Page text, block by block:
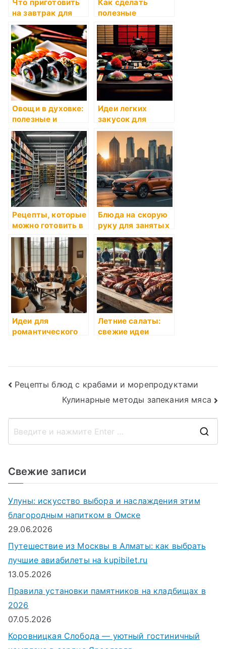
Что приготовить
на завтрак для
детей
Как сделать
полезные
рационы для
похудения
Овощи в духовке:
полезные и
вкусные идеи
Идеи легких
закусок для
пикника
Рецепты, которые
можно готовить в
банке
Блюда на скорую
руку для занятых
людей
Идеи для
романтического
Летние салаты:
свежие идеи
Навигация
записям
Рецепты блюд с крабами и морепродуктами
Кулинарные методы запекания мяса
Свежие записи
Улуны: искусство выбора и наслаждения этим
благородным напитком в Омске
29.06.2026
Путешествие из Москвы в Алматы: как выбрать
лучшие авиабилеты на kupibilet.ru
13.05.2026
Правила установки памятников на кладбищах в
2026
07.05.2026
Коровницкая Слобода — уютный гостиничный